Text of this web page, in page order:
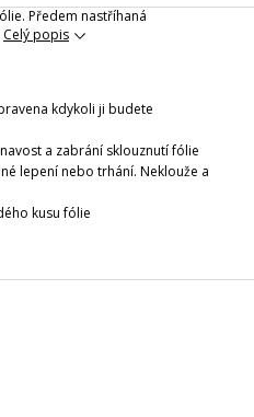
Předem nastříhaná
Celý popis
kdykoli ji budete
a zabrání sklouznutí fólie
lepení nebo trhání. Neklouže a
kusu fólie